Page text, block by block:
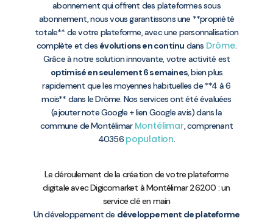
abonnement qui offrent des plateformes sous
abonnement, nous vous garantissons une **propriété
totale** de votre plateforme, avec une personnalisation
complète et des évolutions en continu dans Drôme.
Grâce à notre solution innovante, votre activité est
optimisé en seulement 6 semaines, bien plus
rapidement que les moyennes habituelles de **4 à 6
mois** dans le Drôme. Nos services ont été évaluées
(ajouter note Google + lien Google avis) dans la
commune de Montélimar Montélimar, comprenant
40356 population.
Le déroulement de la création de votre plateforme
digitale avec Digicomarket à Montélimar 26200 : un
service clé en main
Un développement de développement de plateforme